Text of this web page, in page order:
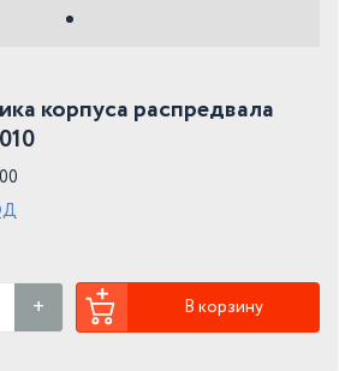
корпуса распредвала
В корзину